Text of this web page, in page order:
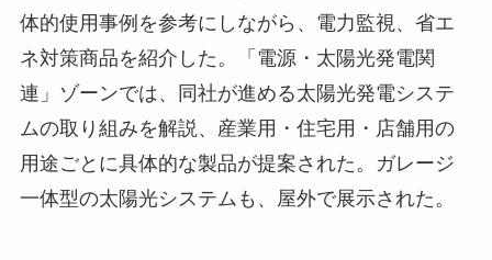
体的使用事例を参考にしながら、電力監視、省エ
ネ対策商品を紹介した。「電源・太陽光発電関
連」ゾーンでは、同社が進める太陽光発電システ
ムの取り組みを解説、産業用・住宅用・店舗用の
用途ごとに具体的な製品が提案された。ガレージ
一体型の太陽光システムも、屋外で展示された。